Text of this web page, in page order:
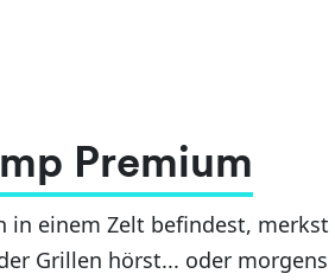
Premium
in einem Zelt befindest,
Grillen hörst... oder